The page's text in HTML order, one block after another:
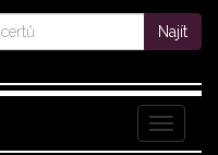
Najít
Menu